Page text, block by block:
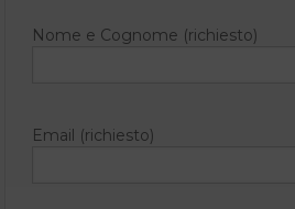
Nome e Cognome (richiesto)
Email (richiesto)